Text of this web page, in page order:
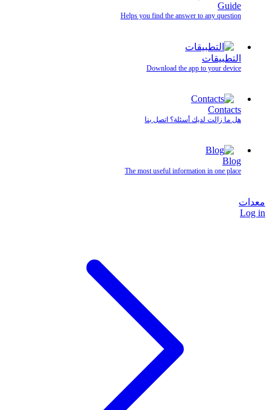
Guide
Helps you find the answer to any question
التطبيقات
Download the app to your device
Contacts
هل ما زالت لديك أسئلة؟ اتصل بنا
Blog
The most useful information in one place
معدات
Log in